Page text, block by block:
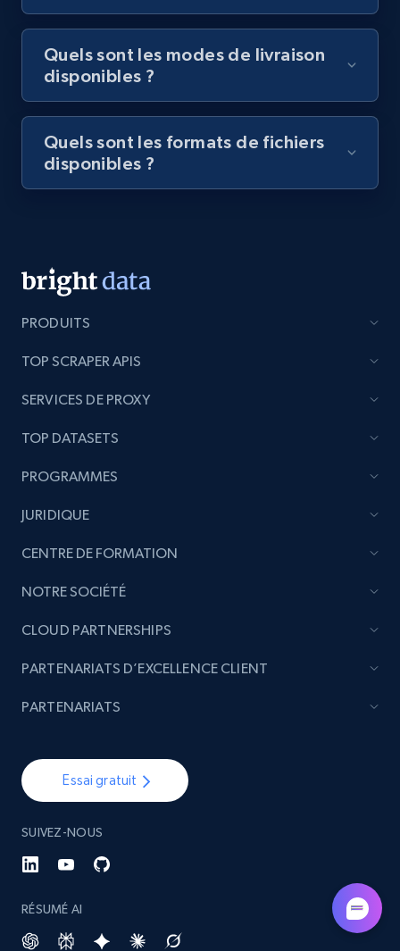
Quels sont les modes de livraison
disponibles ?
Quels sont les formats de fichiers
disponibles ?
PRODUITS
TOP SCRAPER APIS
SERVICES DE PROXY
TOP DATASETS
PROGRAMMES
JURIDIQUE
CENTRE DE FORMATION
NOTRE SOCIÉTÉ
Essai gratuit
SUIVEZ-NOUS
RÉSUMÉ AI
CLOUD PARTNERSHIPS
PARTENARIATS D’EXCELLENCE CLIENT
PARTENARIATS